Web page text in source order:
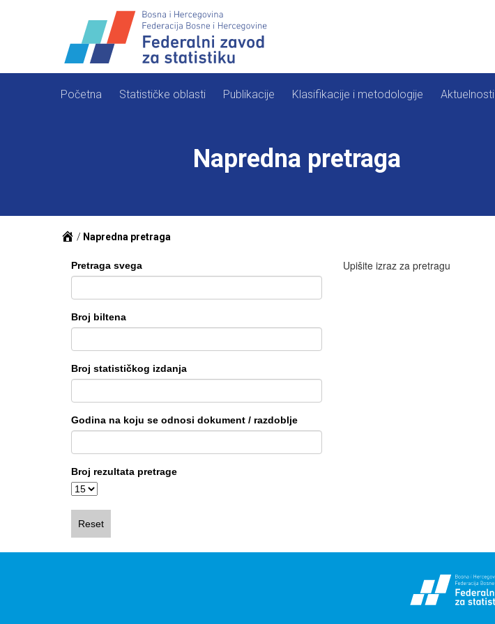
Početna Statističke oblasti Publikacije Klasifikacije i metodologije Aktuelnosti
Napredna pretraga
/ Napredna pretraga
Pretraga svega
Broj biltena
Broj statističkog izdanja
Godina na koju se odnosi dokument / razdoblje
Broj rezultata pretrage
Upišite izraz za pretragu